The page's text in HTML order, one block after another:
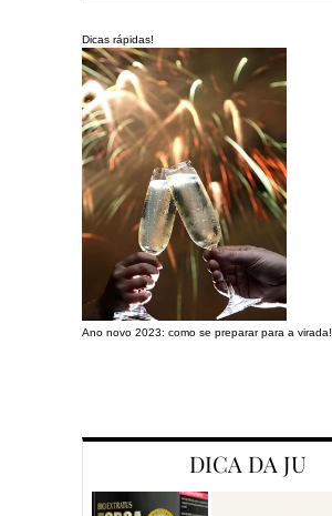
Dicas rápidas!
Ano novo 2023: como se preparar para a virada!
DICA DA JU